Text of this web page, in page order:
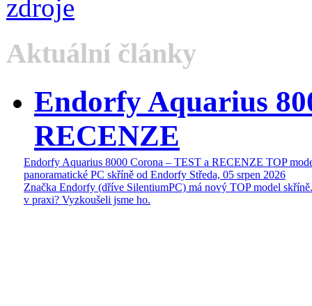
Aktuální články
Endorfy Aquarius
RECENZE
Endorfy Aquarius 8000 Corona – TEST a RECENZE TOP
panoramatické PC skříně od Endorfy Středa, 05 srpen 2026
Značka Endorfy (dříve SilentiumPC) má nový TOP model
v praxi? Vyzkoušeli jsme ho.